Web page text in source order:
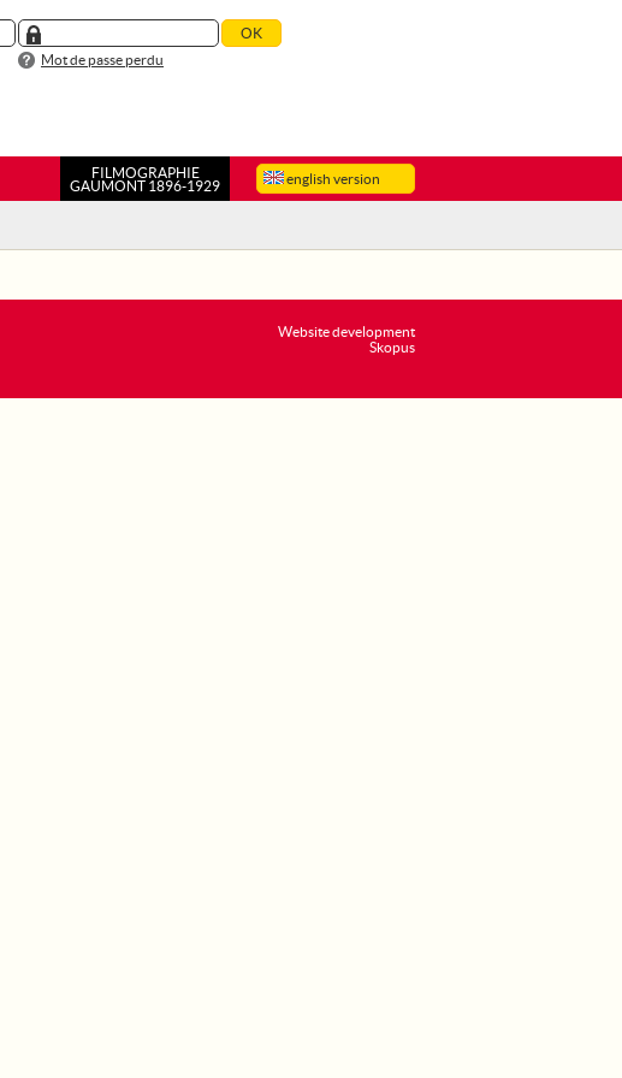
Mot de passe perdu
english version
FILMOGRAPHIE
GAUMONT 1896-1929
Website development
Skopus